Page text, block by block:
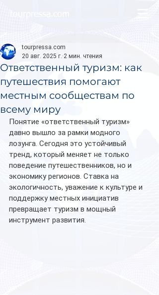
Ответственный туризм: как
путешествия помогают
местным сообществам по
всему миру
tourpressa.com
20 авг. 2025 г. 2 мин. чтения
Понятие «ответственный туризм»
давно вышло за рамки модного
лозунга. Сегодня это устойчивый
тренд, который меняет не только
поведение путешественников, но и
экономику регионов. Ставка на
экологичность, уважение к культуре и
поддержку местных инициатив
превращает туризм в мощный
инструмент развития.